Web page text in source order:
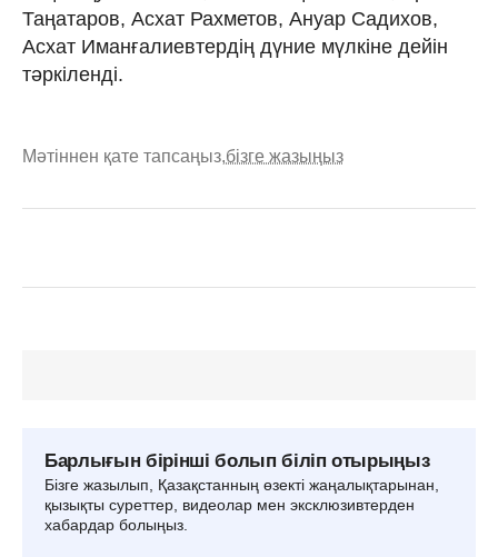
Таңатаров, Асхат Рахметов, Ануар Садихов,
Асхат Иманғалиевтердің дүние мүлкіне дейін
тәркіленді.
Мәтіннен қате тапсаңыз,бізге жазыңыз
Барлығын бірінші болып біліп отырыңыз
Бізге жазылып, Қазақстанның өзекті жаңалықтарынан,
қызықты суреттер, видеолар мен эксклюзивтерден
хабардар болыңыз.